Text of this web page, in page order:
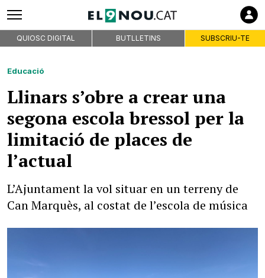
QUIOSC DIGITAL BUTLLETINS SUBSCRIU-TE
Educació
Llinars s’obre a crear una
segona escola bressol per la
limitació de places de
l’actual
L’Ajuntament la vol situar en un terreny de
Can Marquès, al costat de l’escola de música